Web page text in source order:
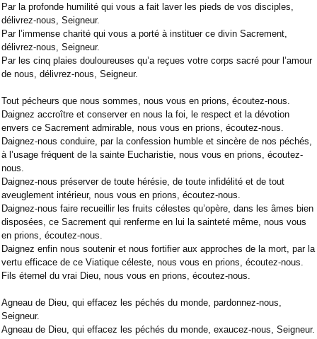
Par la profonde humilité qui vous a fait laver les pieds de vos disciples,
délivrez-nous, Seigneur.
Par l’immense charité qui vous a porté à instituer ce divin Sacrement,
délivrez-nous, Seigneur.
Par les cinq plaies douloureuses qu’a reçues votre corps sacré pour l’amour
de nous, délivrez-nous, Seigneur.
Tout pécheurs que nous sommes, nous vous en prions, écoutez-nous.
Daignez accroître et conserver en nous la foi, le respect et la dévotion
envers ce Sacrement admirable, nous vous en prions, écoutez-nous.
Daignez-nous conduire, par la confession humble et sincère de nos péchés,
à l’usage fréquent de la sainte Eucharistie, nous vous en prions, écoutez-
nous.
Daignez-nous préserver de toute hérésie, de toute infidélité et de tout
aveuglement intérieur, nous vous en prions, écoutez-nous.
Daignez-nous faire recueillir les fruits célestes qu’opère, dans les âmes bien
disposées, ce Sacrement qui renferme en lui la sainteté même, nous vous
en prions, écoutez-nous.
Daignez enfin nous soutenir et nous fortifier aux approches de la mort, par la
vertu efficace de ce Viatique céleste, nous vous en prions, écoutez-nous.
Fils éternel du vrai Dieu, nous vous en prions, écoutez-nous.
Agneau de Dieu, qui effacez les péchés du monde, pardonnez-nous,
Seigneur.
Agneau de Dieu, qui effacez les péchés du monde, exaucez-nous, Seigneur.